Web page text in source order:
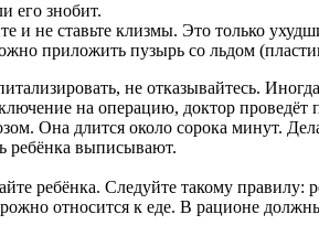
его знобит.
и не ставьте клизмы. Это только
приложить пузырь со льдом
не отказывайтесь.
на операцию, доктор
Она длится около сорока минут.
ребёнка выписывают.
ребёнка. Следуйте такому
относится к еде. В рационе